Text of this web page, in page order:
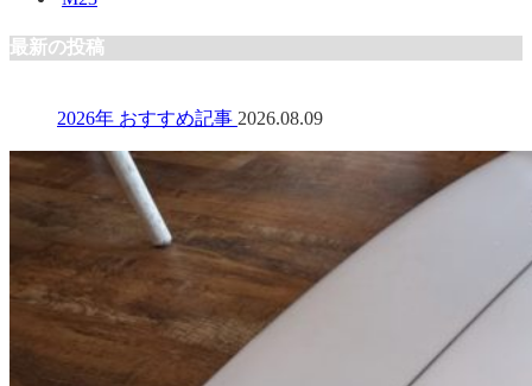
最新の投稿
2026年 おすすめ記事 2026.08.09